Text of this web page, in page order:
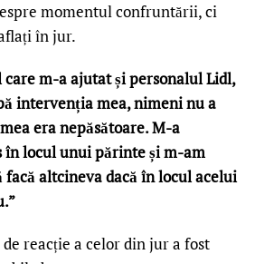
momentul confruntării, ci
în jur.
care m-a ajutat și personalul Lidl,
intervenția mea, nimeni nu a
era nepăsătoare. M-a
în locul unui părinte și m-am
facă altcineva dacă în locul acelui
de reacție a celor din jur a fost